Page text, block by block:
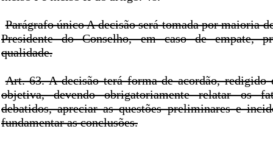
Parágrafo único A decisão será tomada por maioria
Presidente do Conselho, em caso de empate,
qualidade.
Art. 63. A decisão terá forma de acordão, redigido
objetiva, devendo obrigatoriamente relatar os
debatidos, apreciar as questões preliminares e
fundamentar as conclusões.